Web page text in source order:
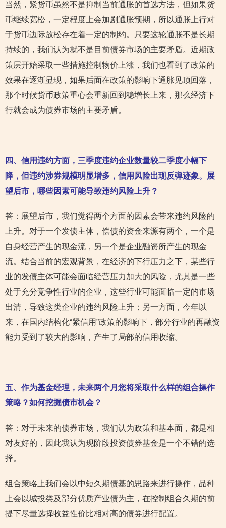
当然，紧货币虽然不是抑制当前通胀的首选方法，但如果货
币继续宽松，一定程度上会加剧通胀预期，所以通胀上行对
于货币边际放松存在着一定的制约。只要这轮通胀不是长期
持续的，我们认为就不是目前债券市场的主要矛盾。近期政
策层开始采取一些措施控制物价上涨，我们也看到了政策的
效果在逐渐显现，如果后面在政策的影响下通胀见顶回落，
那个时候货币政策重心会重新回到稳增长上来，那么经济下
行就会成为债券市场的主要矛盾。
四、信用违约方面，三季度违约企业数量较二季度小幅下
降，但违约涉券规模明显增多，信用风险出现反弹迹象。展
望后市，哪些因素可能导致违约风险上升？
答：展望后市，我们觉得两个方面的因素会带来违约风险的
上升。对于一个发债主体，偿债的资金来源有两个，一个是
自身经营产生的现金流，另一个是企业融资所产生的现金
流。结合当前的宏观背景，在经济的下行压力之下，某些行
业的发债主体可能会面临经营压力加大的风险，尤其是一些
处于充分竞争性行业的企业，这些行业可能面临一定的市场
出清，导致这类企业的违约风险上升；另一方面，今年以
来，在国内结构化“紧信用”政策的影响下，部分行业的再融资
能力受到了较大的影响，产生了局部的信用收缩。
五、作为基金经理，未来两个月您将采取什么样的组合操作
策略？如何挖掘债市机会？
答：对于未来的债券市场，我们认为政策和基本面，都是相
对友好的，因此我认为现阶段投资债券基金是一个不错的选
择。
组合策略上我们会以中短久期债基的思路来进行操作，品种
上会以城投类及部分优质产业债为主，在控制组合久期的前
提下尽量选择收益性价比相对高的债券进行配置。